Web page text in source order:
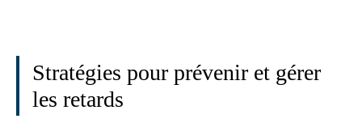
Stratégies pour prévenir et gérer
les retards